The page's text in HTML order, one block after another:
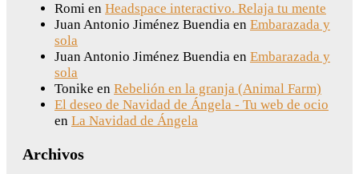
Romi en Headspace interactivo. Relaja tu mente
Juan Antonio Jiménez Buendia en Embarazada y
sola
Juan Antonio Jiménez Buendia en Embarazada y
sola
Tonike en Rebelión en la granja (Animal Farm)
El deseo de Navidad de Ángela - Tu web de ocio
en La Navidad de Ángela
Archivos